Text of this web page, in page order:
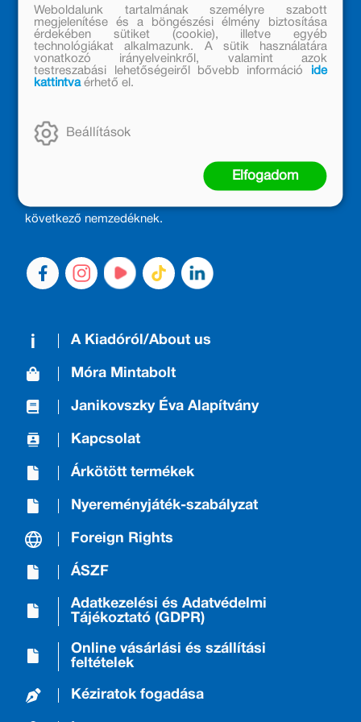
MÓRA KÖNYVKIADÓ – 1950 ÓTA
CSALÁDTAG
Kiadónk generációkat ajándékozott és ajándékoz meg az
olvasás örömével, olvasni szerető gyerekekből olvasni
következő nemzedéknek.
A Kiadóról/About us
Móra Mintabolt
Janikovszky Éva Alapítvány
Kapcsolat
Árkötött termékek
Nyereményjáték-szabályzat
Foreign Rights
ÁSZF
Adatkezelési és Adatvédelmi
Tájékoztató (GDPR)
Online vásárlási és szállítási
feltételek
Kéziratok fogadása
Weboldalunk tartalmának személyre szabott
megjelenítése és a böngészési élmény biztosítása
érdekében sütiket (cookie), illetve egyéb
technológiákat alkalmazunk. A sütik használatára
vonatkozó irányelveinkről, valamint azok
testreszabási lehetőségeiről bővebb információ
ide
kattintvaérhető el.
Beállítások
Elfogadom